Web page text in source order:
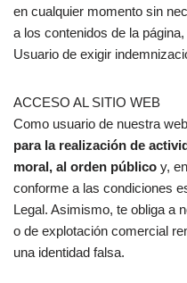
en cualquier momento sin
a los contenidos de la
Usuario de exigir
ACCESO AL SITIO WEB
Como usuario de nuestra
para la realización de
moral, al orden público y,
conforme a las condiciones
Legal. Asimismo, te obliga a
o de explotación comercial
una identidad falsa.